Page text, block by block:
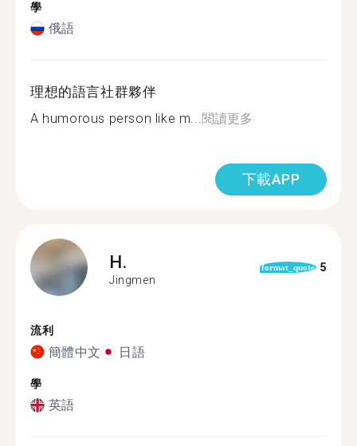
學
俄語
理想的語言社群夥伴
A humorous person like m...閱讀更多
下載APP
H.
Jingmen
format_quote 5
流利
簡體中文 日語
學
英語